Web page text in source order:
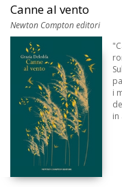
Canne al vento
Newton Compton editori
i
in